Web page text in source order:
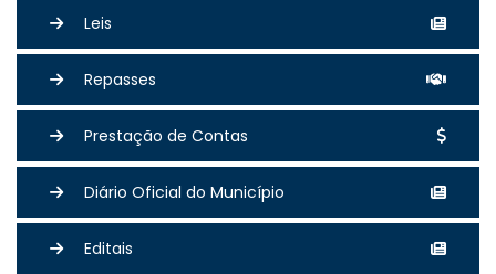
Leis
Repasses
Prestação de Contas
Diário Oficial do Município
Editais